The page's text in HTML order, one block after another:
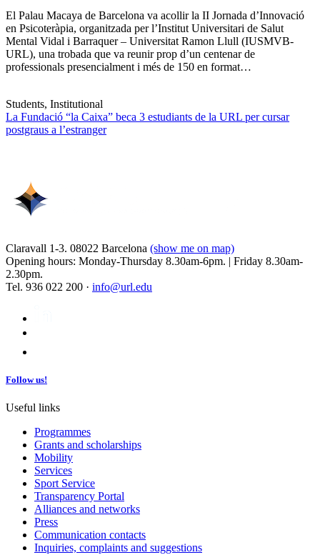
El Palau Macaya de Barcelona va acollir la II Jornada d’Innovació
en Psicoteràpia, organitzada per l’Institut Universitari de Salut
Mental Vidal i Barraquer – Universitat Ramon Llull (IUSMVB-
URL), una trobada que va reunir prop d’un centenar de
professionals presencialment i més de 150 en format…
Students, Institutional
La Fundació “la Caixa” beca 3 estudiants de la URL per cursar
postgraus a l’estranger
Claravall 1-3. 08022 Barcelona (show me on map)
Opening hours: Monday-Thursday 8.30am-6pm. | Friday 8.30am-
2.30pm.
Tel. 936 022 200 · info@url.edu
Follow us!
Useful links
Programmes
Grants and scholarships
Mobility
Services
Sport Service
Transparency Portal
Alliances and networks
Press
Communication contacts
Inquiries, complaints and suggestions